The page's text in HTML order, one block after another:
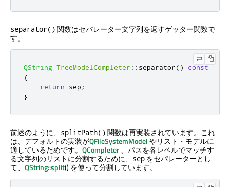
separator() 関数はセパレーター文字列を返すゲッター関数で
す。
QString TreeModelCompleter :: separator()
const
{
return sep ;
}
前述のように、 splitPath() 関数は再実装されています。これ
は、デフォルトの実装がQFileSystemModelやリスト・モデルに
適しているためです。 QCompleter、パスを各レベルでマッチす
る文字列のリストに分割するために、 sep をセパレーターとし
て、 QString::split() を使って分割しています。